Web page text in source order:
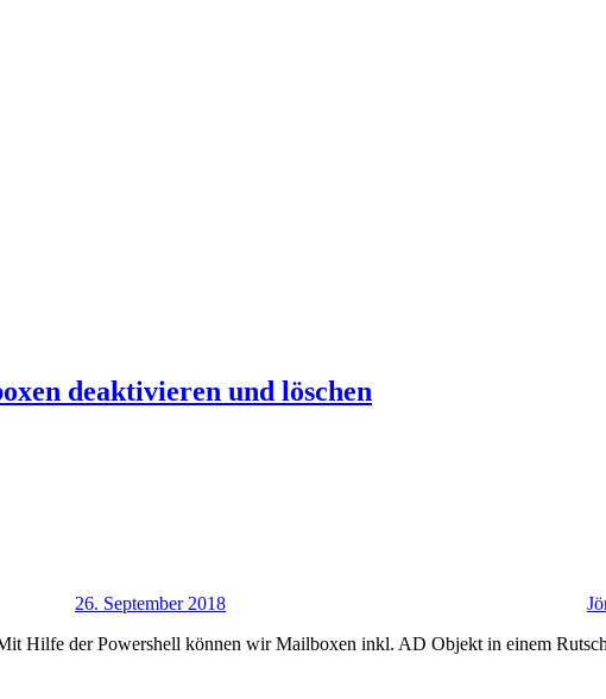
deaktivieren und löschen
26. September 2018
Hilfe der Powershell können wir Mailboxen inkl. AD Objekt in einem